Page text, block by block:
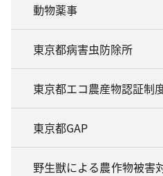
動物薬事
東京都病害虫防除所
東京都エコ農産物認証制
東京都GAP
野生獣による農作物被害